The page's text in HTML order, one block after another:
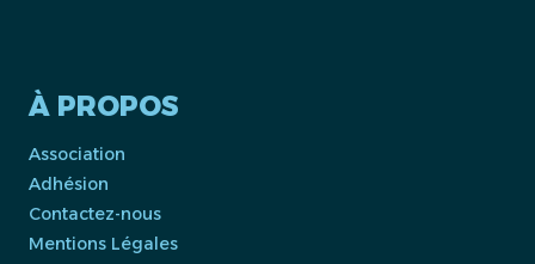
À PROPOS
Association
Adhésion
Contactez-nous
Mentions Légales